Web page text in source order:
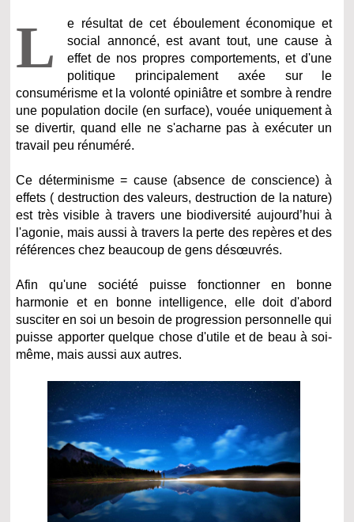
L
e résultat de cet éboulement économique et
social annoncé, est avant tout, une cause à
effet de nos propres comportements, et d'une
politique principalement axée sur le
consumérisme et la volonté opiniâtre et sombre à rendre
une population docile (en surface), vouée uniquement à
se divertir, quand elle ne s'acharne pas à exécuter un
travail peu rénuméré.
Ce déterminisme = cause (absence de conscience) à
effets ( destruction des valeurs, destruction de la nature)
est très visible à travers une biodiversité aujourd’hui à
l'agonie, mais aussi à travers la perte des repères et des
références chez beaucoup de gens désœuvrés.
Afin qu'une société puisse fonctionner en bonne
harmonie et en bonne intelligence, elle doit d'abord
susciter en soi un besoin de progression personnelle qui
puisse apporter quelque chose d'utile et de beau à soi-
même, mais aussi aux autres.